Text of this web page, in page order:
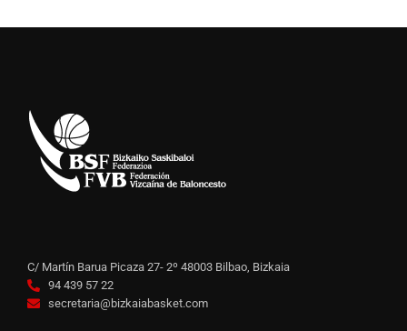
C/ Martín Barua Picaza 27- 2º 48003 Bilbao, Bizkaia
94 439 57 22
secretaria@bizkaiabasket.com